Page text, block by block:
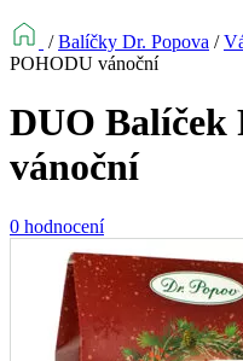
/Balíčky Dr. Popova /
POHODU vánoční
DUO Balíček
vánoční
0 hodnocení